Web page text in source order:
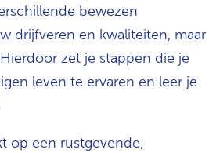
bewezen
drijfveren en kwaliteiten, maar
zet je stappen die je
leven te ervaren en leer je
op een rustgevende,